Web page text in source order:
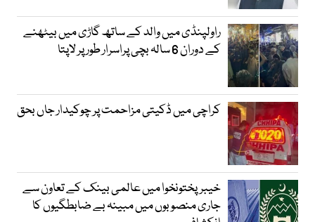
راولپنڈی میں والد کے ساتھ گاڑی میں بیٹھنے
کے دوران 6 سالہ بچی پراسرار طور پر لاپتا
کراچی میں ڈکیتی مزاحمت پر چوکیدار جاں بحق
خیبرپختونخوا میں عالمی بینک کے تعاون سے
جاری منصوبوں میں مبینہ بے ضابطگیوں کا